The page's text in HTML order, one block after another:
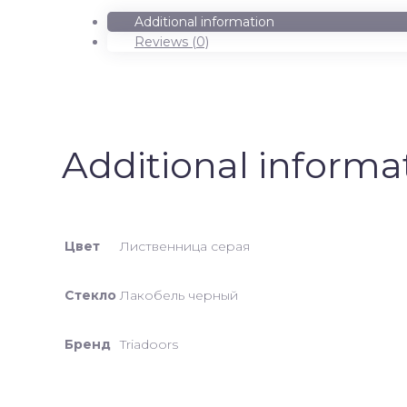
черный
quantity
Additional information
Reviews (0)
Additional
Цвет Лиственница серая
Стекло Лакобель черный
Бренд Triadoors